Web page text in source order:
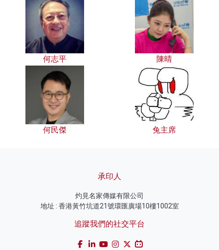
何志平 陳晴
何民傑 兔主席
承印人
灼見名家傳媒有限公司
地址 : 香港黃竹坑道21號環匯廣場10樓1002室
追蹤我們的社交平台